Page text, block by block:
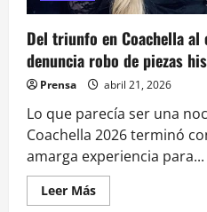
Del triunfo en Coachella al
denuncia robo de piezas
Prensa abril 21, 2026
Lo que parecía ser una
Coachella 2026 terminó
amarga experiencia para...
Leer MásLeer
más